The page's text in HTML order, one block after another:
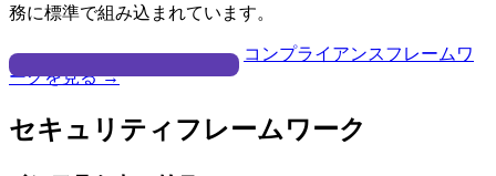
務に標準で組み込まれています。
セキュリティ資料を請求する コンプライアンスフレームワ
ークを見る →
セキュリティフレームワーク